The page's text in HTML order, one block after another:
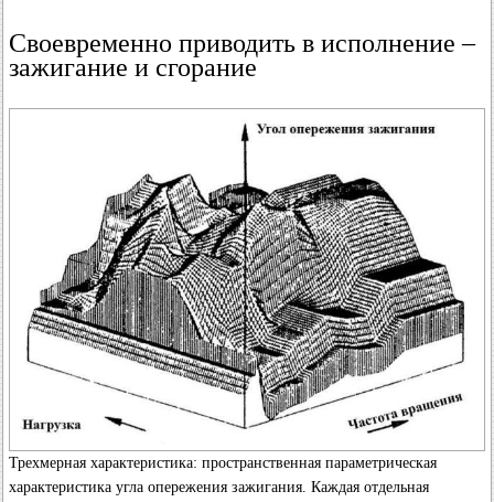
Своевременно приводить в исполнение –
зажигание и сгорание
Трехмерная характеристика: пространственная параметрическая
характеристика угла опережения зажигания. Каждая отдельная